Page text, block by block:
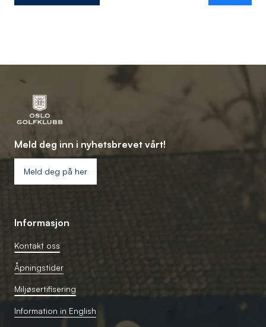
Meld deg inn i nyhetsbrevet vårt!
Meld deg på her
Informasjon
Kontakt oss
Åpningstider
Miljøsertifisering
Information in English